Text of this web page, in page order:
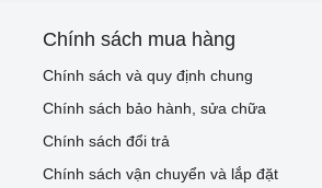
Chính sách mua hàng
Chính sách và quy định chung
Chính sách bảo hành, sửa chữa
Chính sách đổi trả
Chính sách vận chuyển và lắp đặt